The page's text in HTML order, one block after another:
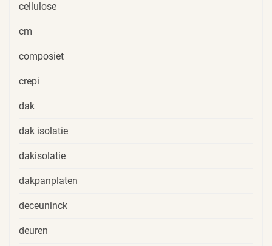
cellulose
cm
composiet
crepi
dak
dak isolatie
dakisolatie
dakpanplaten
deceuninck
deuren